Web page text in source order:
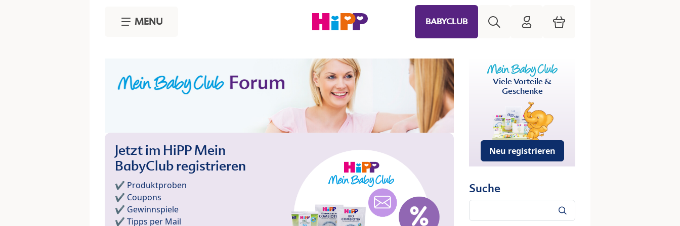
MENU BABYCLUB HiPP Mein Babyclub
Warenkorb
Jetzt im HiPP Mein
BabyClub registrieren
✔️ Produktproben
✔️ Coupons
✔️ Gewinnspiele
✔️ Tipps per Mail
Viele Vorteile &
Geschenke
Neu registrieren
Suche